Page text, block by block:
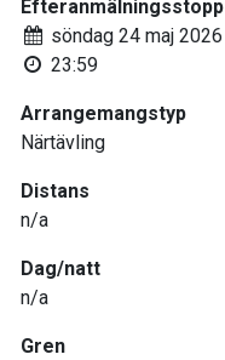
Efteranmälningsstopp
söndag 24 maj 2026
23:59
Arrangemangstyp
Närtävling
Distans
n/a
Dag/natt
n/a
Gren